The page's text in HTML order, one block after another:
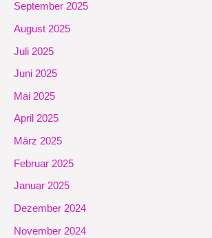
September 2025
August 2025
Juli 2025
Juni 2025
Mai 2025
April 2025
März 2025
Februar 2025
Januar 2025
Dezember 2024
November 2024